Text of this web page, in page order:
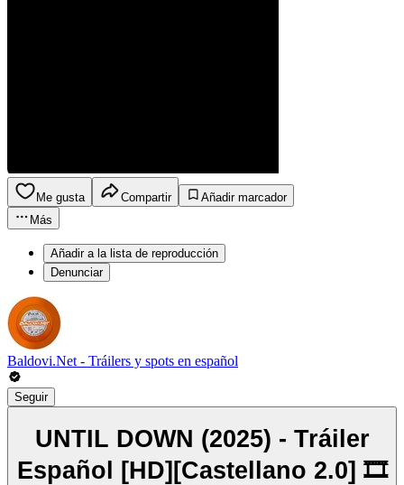
Me gusta Compartir
Añadir marcador
Más
Añadir a la lista de reproducción
Denunciar
Baldovi.Net - Tráilers y spots en español
Seguir
UNTIL DOWN (2025) - Tráiler
Español [HD][Castellano 2.0] 🎞️